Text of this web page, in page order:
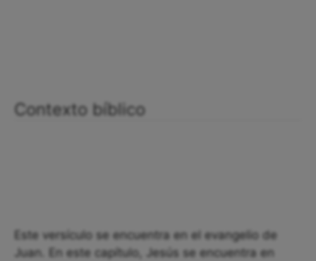
Contexto bíblico
Este versículo se encuentra en el evangelio de
Juan. En este capítulo, Jesús se encuentra en